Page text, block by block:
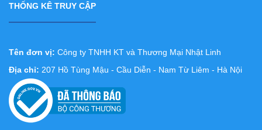
THỐNG KÊ TRUY CẬP
Tên đơn vị: Công ty TNHH KT và Thương Mại Nhật Linh
Địa chỉ: 207 Hồ Tùng Mậu - Cầu Diễn - Nam Từ Liêm - Hà Nội